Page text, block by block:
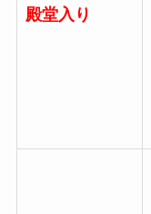
殿堂入り